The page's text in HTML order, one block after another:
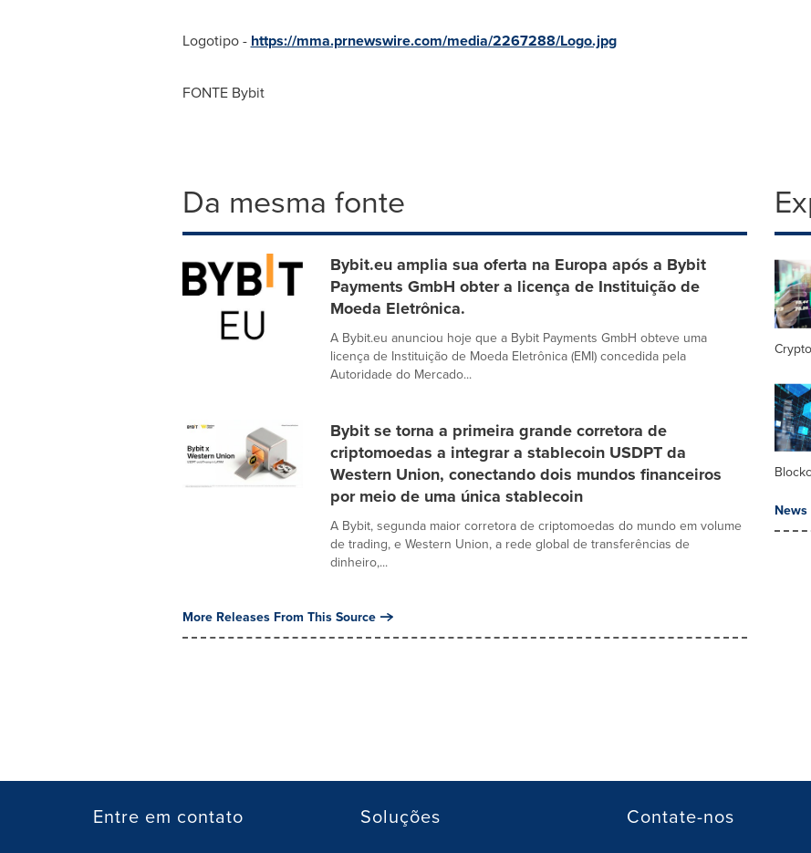
Logotipo - https://mma.prnewswire.com/media/2267288/Logo.jpg
FONTE Bybit
Da mesma fonte
Bybit.eu amplia sua oferta na Europa após a Bybit
Payments GmbH obter a licença de Instituição de
Moeda Eletrônica.
A Bybit.eu anunciou hoje que a Bybit Payments GmbH obteve uma
licença de Instituição de Moeda Eletrônica (EMI) concedida pela
Autoridade do Mercado...
Bybit se torna a primeira grande corretora de
criptomoedas a integrar a stablecoin USDPT da
Western Union, conectando dois mundos financeiros
por meio de uma única stablecoin
A Bybit, segunda maior corretora de criptomoedas do mundo em volume
de trading, e Western Union, a rede global de transferências de
dinheiro,...
More Releases From This Source
Entre em contato Soluções Contate-nos